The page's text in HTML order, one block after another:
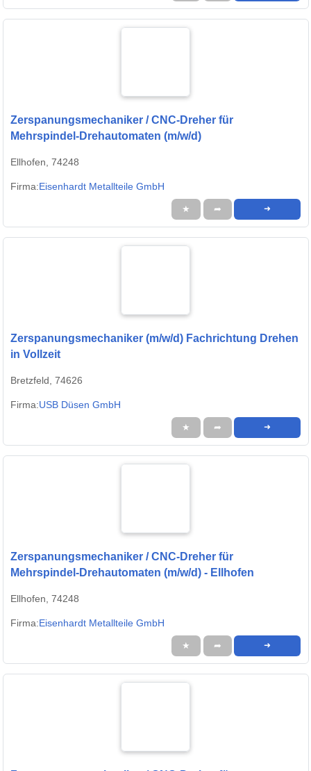
Zerspanungsmechaniker / CNC-Dreher für
Mehrspindel-Drehautomaten (m/w/d)
Ellhofen, 74248
Firma:Eisenhardt Metallteile GmbH
★ ➦ ➜
Zerspanungsmechaniker (m/w/d) Fachrichtung Drehen
in Vollzeit
Bretzfeld, 74626
Firma:USB Düsen GmbH
★ ➦ ➜
Zerspanungsmechaniker / CNC-Dreher für
Mehrspindel-Drehautomaten (m/w/d) - Ellhofen
Ellhofen, 74248
Firma:Eisenhardt Metallteile GmbH
★ ➦ ➜